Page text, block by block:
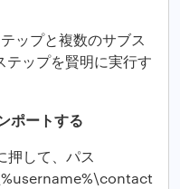
ップと複数のサブス
テップを賢明に実行す
ポートする
押して、パス